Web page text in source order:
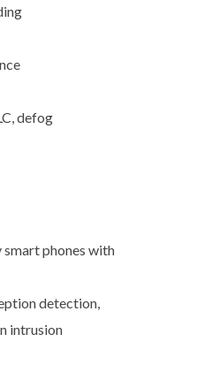
defog
smart phones with
detection,
intrusion